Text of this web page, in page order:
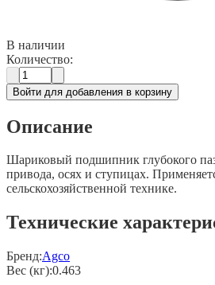
В наличии
Количество:
Войти для добавления в корзину
Описание
Шариковый подшипник глубокого
привода, осях и ступицах.
сельскохозяйственной технике.
Технические
Бренд:Agco
Вес (кг):0.463